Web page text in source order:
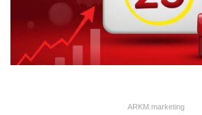
ARKM.marketing